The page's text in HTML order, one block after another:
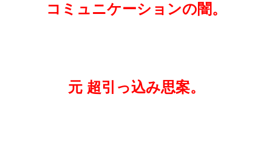
コミュニケーションの闇。
元 超引っ込み思案。